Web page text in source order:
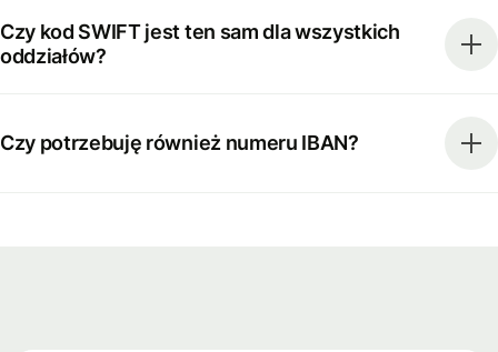
Czy kod SWIFT jest ten sam dla wszystkich
oddziałów?
Czy potrzebuję również numeru IBAN?